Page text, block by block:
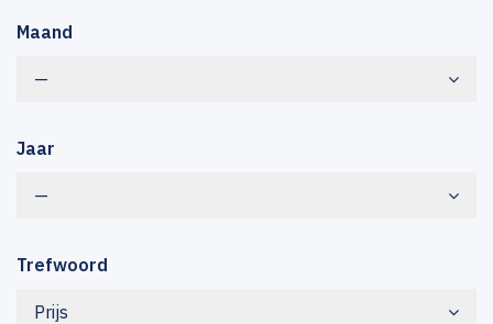
Maand
—
Jaar
—
Trefwoord
Prijs